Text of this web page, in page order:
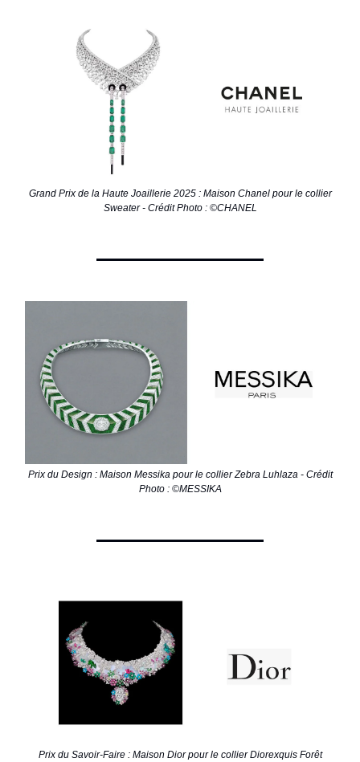
Grand Prix de la Haute Joaillerie 2025 : Maison Chanel pour le collier
Sweater - Crédit Photo : ©CHANEL
Prix du Design : Maison Messika pour le collier Zebra Luhlaza - Crédit
Photo : ©MESSIKA
Prix du Savoir-Faire : Maison Dior pour le collier Diorexquis Forêt